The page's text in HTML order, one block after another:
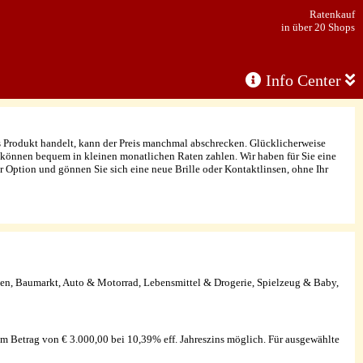
Info Center
Ratenkauf
in über 20 Shops
handelt, kann der Preis manchmal abschrecken. Glücklicherweise
bequem in kleinen monatlichen Raten zahlen. Wir haben für Sie eine
und gönnen Sie sich eine neue Brille oder Kontaktlinsen, ohne Ihr
Baumarkt, Auto & Motorrad, Lebensmittel & Drogerie, Spielzeug & Baby,
von € 3.000,00 bei 10,39% eff. Jahreszins möglich. Für ausgewählte